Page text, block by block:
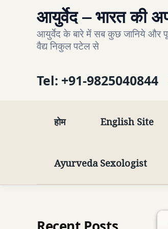
आयुर्वेद – भारत की
आयुर्वेद के बारे में सब कुछ जानिये और
वैद्य निकुल पटेल से
Tel: +91-9825040844
होम English Site
Ayurveda Sexologist